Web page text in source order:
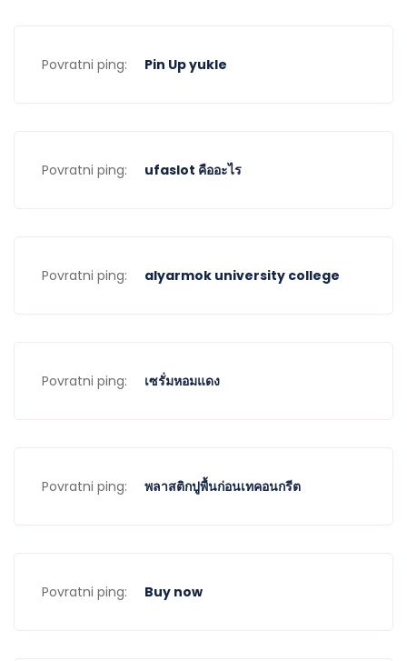
Povratni ping: Pin Up yukle
Povratni ping: ufaslot คืออะไร
Povratni ping: alyarmok university college
Povratni ping: เซรั่มหอมแดง
Povratni ping: พลาสติกปูพื้นก่อนเทคอนกรีต
Povratni ping: Buy now